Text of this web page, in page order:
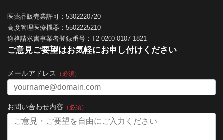
医薬品販売業許可：5302220720
高度管理医療機器：5502225210
適格請求書事業者登録番号：T2-0200-0107-1821
ご意見ご要望はお気軽にお申し付けください
メールアドレス （必須）
お問い合わせ内容 （必須）